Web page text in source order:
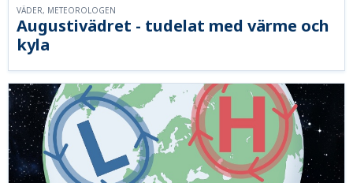
Augustivädret - tudelat med värme och
kyla
VÄDER, METEOROLOGEN